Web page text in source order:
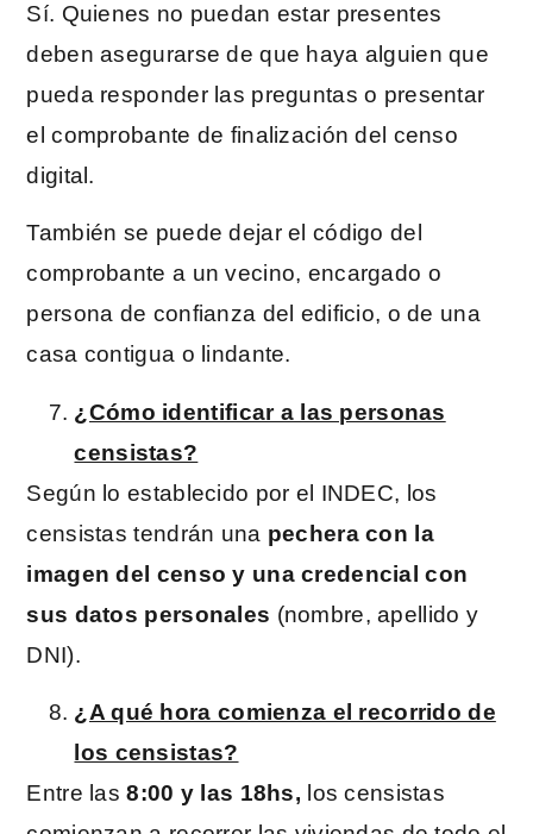
Sí. Quienes no puedan estar presentes
deben asegurarse de que haya alguien que
pueda responder las preguntas o presentar
el comprobante de finalización del censo
digital.
También se puede dejar el código del
comprobante a un vecino, encargado o
persona de confianza del edificio, o de una
casa contigua o lindante.
¿Cómo identificar a las personas
censistas?
Según lo establecido por el INDEC, los
censistas tendrán una pechera con la
imagen del censo y una credencial con
sus datos personales (nombre, apellido y
DNI).
¿A qué hora comienza el recorrido de
los censistas?
Entre las8:00 y las 18hs, los censistas